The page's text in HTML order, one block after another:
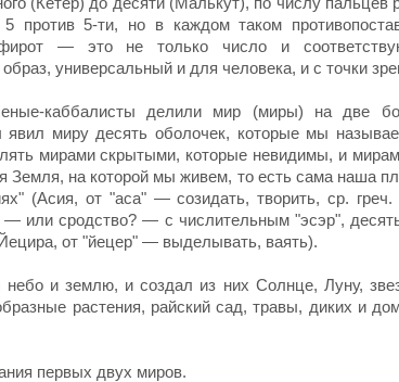
5 против 5-ти, но в каждом таком
— это не только число и
образ, универсальный и для человека, и с точки
каббалисты делили мир (миры) на две
миру десять оболочек, которые мы
мирами скрытыми, которые невидимы, и
Земля, на которой мы живем, то есть сама наша
(Асия, от "аса" — созидать, творить, ср.
— или сродство? — с числительным "эсэр",
от "йецер" — выделывать, ваять).
небо и землю, и создал из них Солнце, Луну,
растения, райский сад, травы, диких и
первых двух миров.